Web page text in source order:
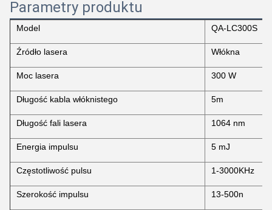
Parametry produktu
Model QA-LC300S
Źródło lasera Włókna
Moc lasera 300 W
Długość kabla włóknistego 5m
Długość fali lasera 1064 nm
Energia impulsu 5 mJ
Częstotliwość pulsu 1-3000KHz
Szerokość impulsu 13-500n